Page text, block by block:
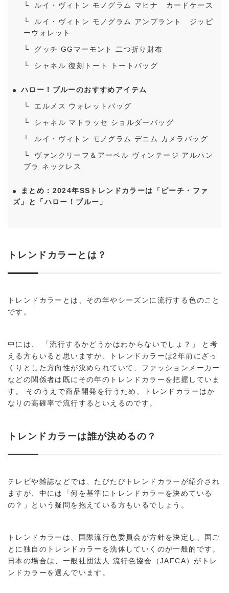
ルイ・ヴィトン モノグラム マヒナ カードケース
ルイ・ヴィトン モノグラム アンプラント ジッピ
ーウォレット
グッチ GGマーモント 二つ折り財布
シャネル 復刻トート トートバッグ
ハロー！ブルーのおすすめアイテム
エルメス ウォレットバッグ
シャネル マトラッセ ショルダーバッグ
ルイ・ヴィトン モノグラム デニム カメラバッグ
ヴァンクリーフ＆アーペル ヴィンテージ アルハン
ブラ ネックレス
まとめ：2024年SSトレンドカラーは「ピーチ・ファ
ズ」と「ハロー！ブルー」
トレンドカラーとは？
トレンドカラーとは、その年やシーズンに流行する色のこと
です。
中には、 「流行するかどうかはわからないでしょ？」 と考
える方もいると思いますが、トレンドカラーは2年前にざっ
くりとした方向性が決められていて、ファッションメーカー
などの関係者は既にその年のトレンドカラーを把握していま
す。 そのうえで商品開発を行うため、トレンドカラーはか
なりの高確率で流行するといえるのです。
トレンドカラーは誰が決めるの？
テレビや雑誌などでは、たびたびトレンドカラーが紹介され
ますが、中には「何を基準にトレンドカラーを決めている
の？」という疑問を抱えている方もいるでしょう。
トレンドカラーは、国際流行色委員会が方針を決定し、国ご
とに独自のトレンドカラーを洗体していくのが一般的です。
日本の場合は、一般社団法人 流行色協会（JAFCA）がトレ
ンドカラーを選んでいます。